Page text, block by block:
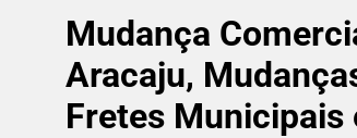
Mudança
Aracaju,
Fretes Municipais